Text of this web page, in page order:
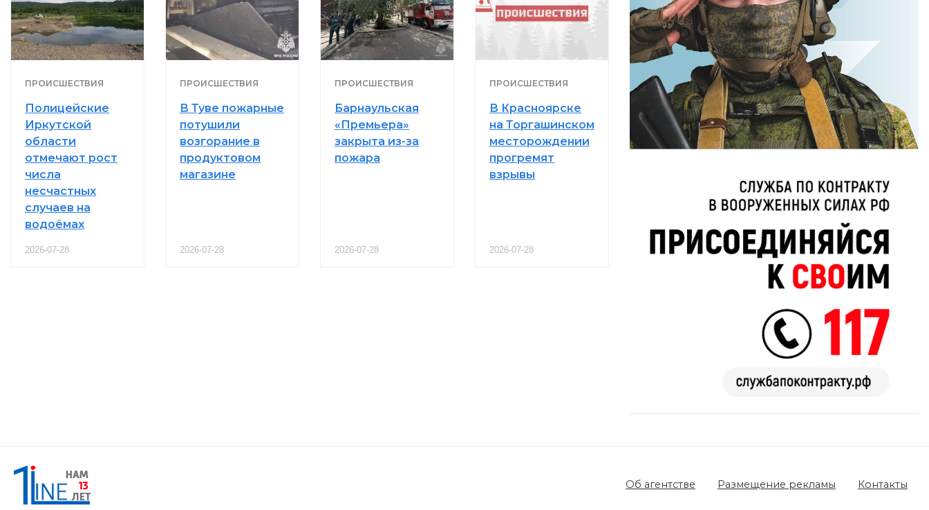
ПРОИСШЕСТВИЯ
Полицейские
Иркутской
области
отмечают рост
числа
несчастных
случаев на
водоёмах
2026-07-28
ПРОИСШЕСТВИЯ
В Туве пожарные
потушили
возгорание в
продуктовом
магазине
2026-07-28
ПРОИСШЕСТВИЯ
Барнаульская
«Премьера»
закрыта из-за
пожара
2026-07-28
ПРОИСШЕСТВИЯ
В Красноярске
на Торгашинском
месторождении
прогремят
взрывы
2026-07-28
Об агентстве Размещение рекламы Контакты